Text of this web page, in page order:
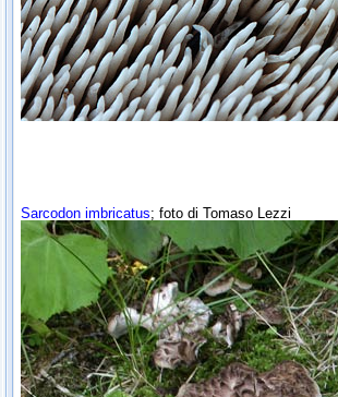
Sarcodon imbricatus; foto di Tomaso Lezzi